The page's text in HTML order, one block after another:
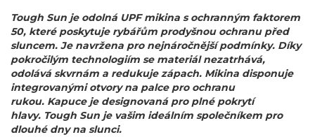
Tough Sun je odolná UPF mikina s ochranným faktorem
50, které poskytuje rybářům prodyšnou ochranu před
sluncem. Je navržena pro nejnáročnější podmínky. Díky
pokročilým technologiím se materiál nezatrhává,
odolává skvrnám a redukuje zápach. Mikina disponuje
integrovanými otvory na palce pro ochranu
rukou. Kapuce je designovaná pro plné pokrytí
hlavy. Tough Sun je vašim ideálním společníkem pro
dlouhé dny na slunci.